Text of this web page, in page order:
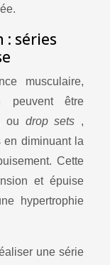
: séries
musculaire,
peuvent être
ou drop sets ,
en diminuant la
Cette
et épuise
hypertrophie
une série